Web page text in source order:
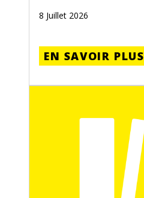
8 Juillet 2026
EN SAVOIR PLUS